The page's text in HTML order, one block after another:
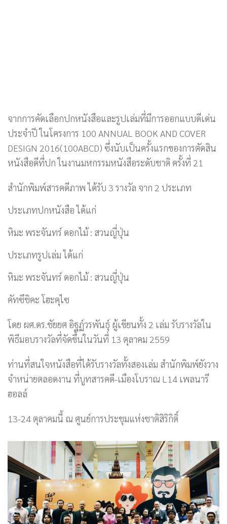
จากการคัดเลือกปกหนังสือและรูปเล่มที่มีการออกแบบดีเด่น
ประจำปี ในโครงการ 100 ANNUAL BOOK AND COVER
DESIGN 2016(100ABCD) ซึ่งนับเป็นครั้งแรกของการตัดสิน
หนังสือดีที่ปก ในงานมหกรรมหนังสือระดับชาติ ครั้งที่ 21
สำนักพิมพ์สารคดีภาพ ได้รับ 3 รางวัล จาก 2 ประเภท
ประเภทปกหนังสือ ได้แก่
หิมะ พระจันทร์ ดอกไม้ : สวนญี่ปุ่น
ประเภทรูปเล่ม ได้แก่
หิมะ พระจันทร์ ดอกไม้ : สวนญี่ปุ่น
คัทซึชิคะ โฮะคุไซ
โดย ผศ.ดร.ชัยยศ อิฐฏ์วรพันธุ์ ผู้เขียนทั้ง 2 เล่ม รับรางวัลใน
พิธีมอบรางวัลที่จัดขึ้นในวันที่ 13 ตุลาคม 2559
ท่านที่สนใจหนังสือที่ได้รับรางวัลทั้งสองเล่ม สำนักพิมพ์ยังวาง
จำหน่ายตลอดงาน ที่บูทสารคดี-เมืองโบราณ L14 เพลนารี
ฮอลล์
13-24 ตุลาคมนี้ ณ ศูนย์การประชุมแห่งชาติสิริกิติ์